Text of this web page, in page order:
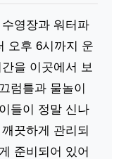
영장과 워터파
오후 6시까지 운
을 이곳에서 보
럼틀과 물놀이
들이 정말 신나
끗하게 관리되
준비되어 있어